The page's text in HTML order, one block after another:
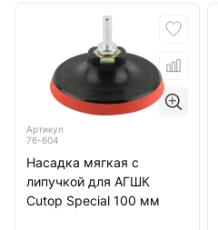
Артикул
76-604
Насадка мягкая с
липучкой для АГШК
Cutop Special 100 мм